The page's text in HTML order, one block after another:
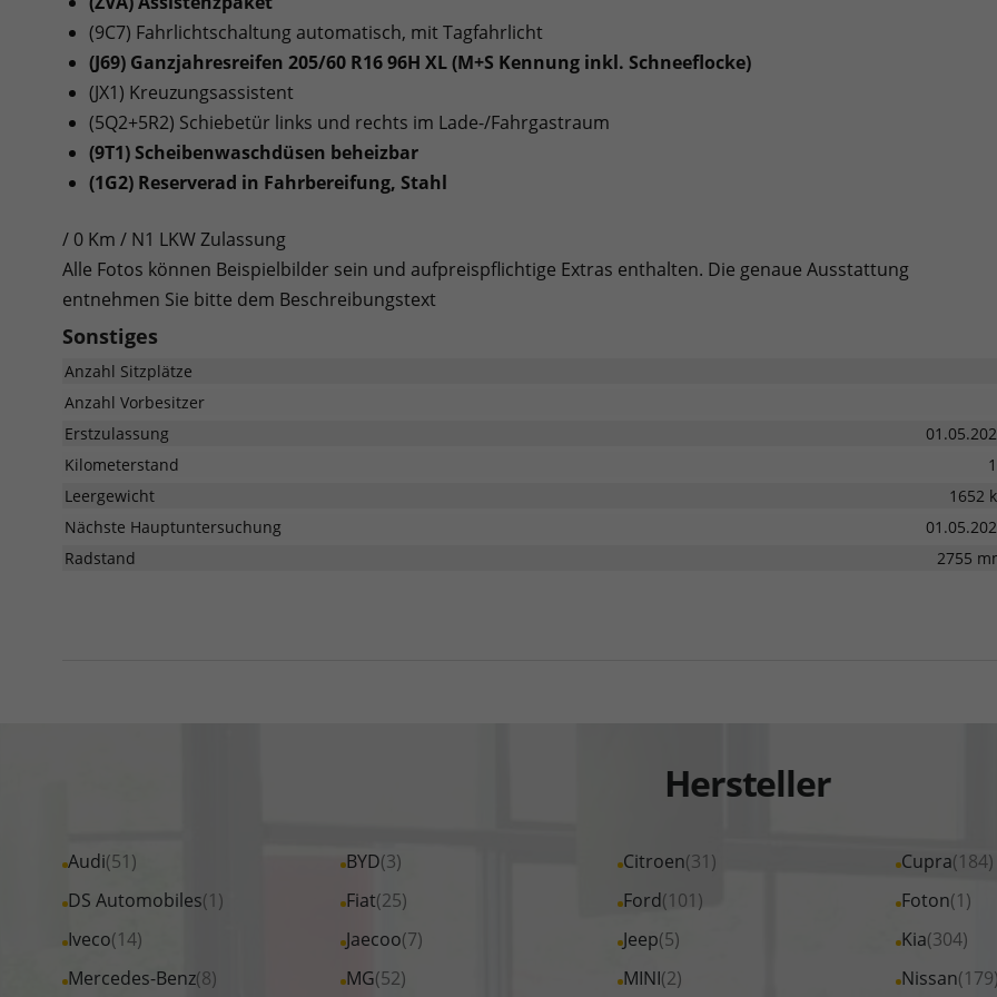
(9C7) Fahrlichtschaltung automatisch, mit Tagfahrlicht
(J69) Ganzjahresreifen 205/60 R16 96H XL (M+S Kennung inkl. Schneeflocke)
(JX1) Kreuzungsassistent
(5Q2+5R2) Schiebetür links und rechts im Lade-/Fahrgastraum
(9T1) Scheibenwaschdüsen beheizbar
(1G2) Reserverad in Fahrbereifung, Stahl
/ 0 Km / N1 LKW Zulassung
Alle Fotos können Beispielbilder sein und aufpreispflichtige Extras enthalten. Die genaue Ausstattung
entnehmen Sie bitte dem Beschreibungstext
Sonstiges
Anzahl Sitzplätze
Anzahl Vorbesitzer
Erstzulassung
Kilometerstand
Leergewicht
1652
Nächste Hauptuntersuchung
Radstand
2755
Hersteller
Audi(51)
Alle
Fahrzeuge
Audi
anzeigen
BYD(3)
Alle
Fahrzeuge
BYD
anzeigen
Citroen(31)
Alle
Fahrzeuge
Citroen
anzeigen
Cupra(184)
Alle
Fahrzeuge
Cupra
anzeigen
DS Automobiles(1)
Alle
Fahrzeuge
DS
Fiat(25)
Alle
Fahrzeuge
Fiat
Ford(101)
Alle
Fahrzeuge
Ford
Foton(1)
Alle
Fahrzeuge
Foton
Iveco(14)
Alle
Fahrzeuge
Jaecoo(7)
Alle
Fahrzeuge
Jeep(5)
Alle
Fahrzeuge
Kia(304)
Alle
Fahrzeuge
Mercedes-Benz(8)
Alle
MG(52)
Alle
MINI(2)
Alle
Nissan(179)
Alle